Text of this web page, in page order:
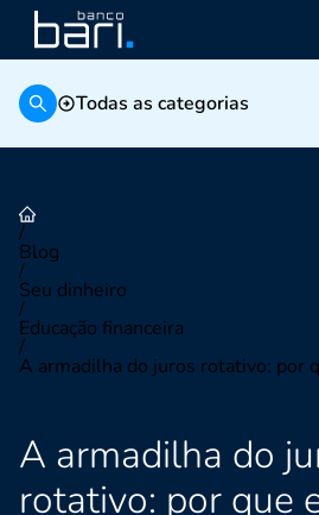
Todas as categorias
/
Blog
/
Seu dinheiro
/
Educação financeira
/
A armadilha do
rotativo: por que